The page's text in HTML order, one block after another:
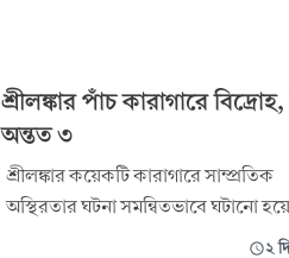
শ্রীলঙ্কার পাঁচ কারাগারে
অন্তত ৩
শ্রীলঙ্কার কয়েকটি কারাগারে সাম্প্রতিক
অস্থিরতার ঘটনা সমন্বিতভাবে ঘটানো
সন্দেহ করছে দেশটির কর্তৃপক্ষ। এতে ২